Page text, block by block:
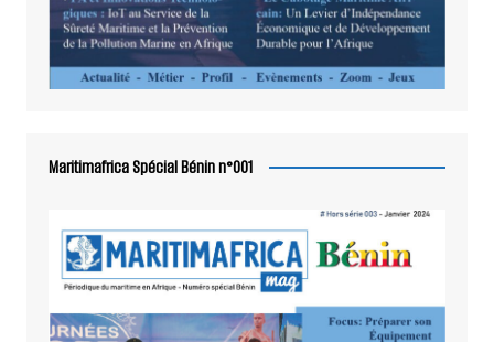
Maritimafrica Spécial Bénin n°001